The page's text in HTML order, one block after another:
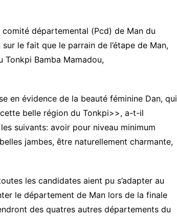
départemental (Pcd) de Man du
le fait que le parrain de l’étape de Man,
Bamba Mamadou,
en évidence de la beauté féminine Dan, qui
belle région du Tonkpi>>, a-t-il
suivants: avoir pour niveau minimum
jambes, être naturellement charmante,
les candidates aient pu s’adapter au
le département de Man lors de la finale
des quatres autres départements du